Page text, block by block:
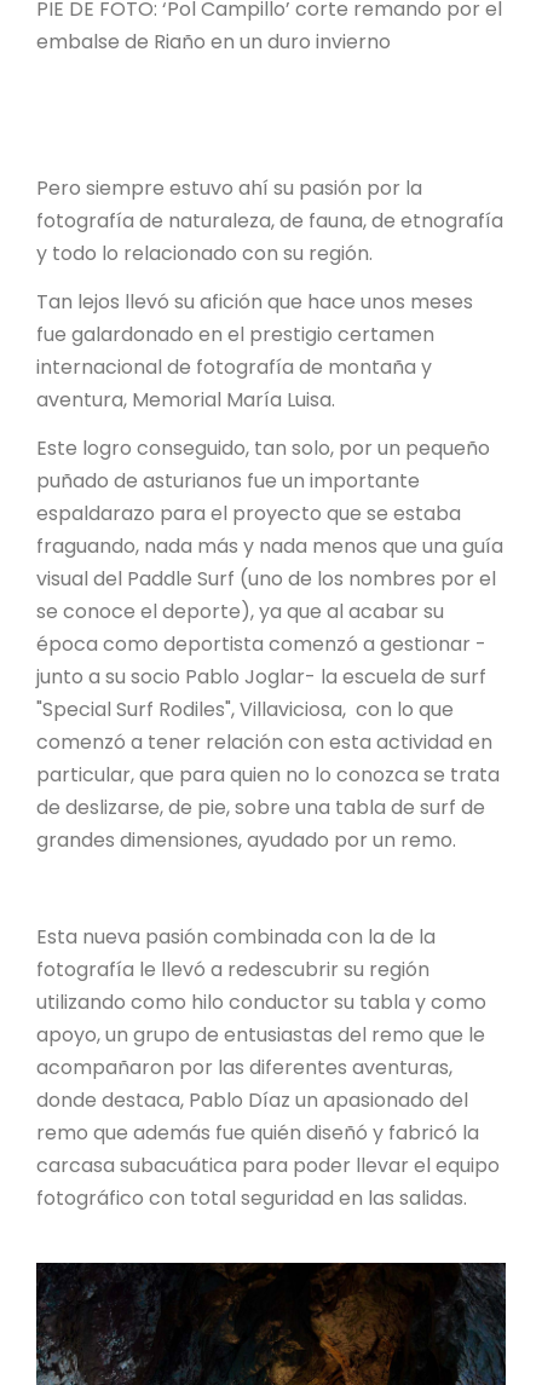
PIE DE FOTO: ‘Pol Campillo’ corte remando por el
embalse de Riaño en un duro invierno
Pero siempre estuvo ahí su pasión por la
fotografía de naturaleza, de fauna, de etnografía
y todo lo relacionado con su región.
Tan lejos llevó su afición que hace unos meses
fue galardonado en el prestigio certamen
internacional de fotografía de montaña y
aventura, Memorial María Luisa.
Este logro conseguido, tan solo, por un pequeño
puñado de asturianos fue un importante
espaldarazo para el proyecto que se estaba
fraguando, nada más y nada menos que una guía
visual del Paddle Surf (uno de los nombres por el
se conoce el deporte), ya que al acabar su
época como deportista comenzó a gestionar -
junto a su socio Pablo Joglar- la escuela de surf
"Special Surf Rodiles", Villaviciosa, con lo que
comenzó a tener relación con esta actividad en
particular, que para quien no lo conozca se trata
de deslizarse, de pie, sobre una tabla de surf de
grandes dimensiones, ayudado por un remo.
Esta nueva pasión combinada con la de la
fotografía le llevó a redescubrir su región
utilizando como hilo conductor su tabla y como
apoyo, un grupo de entusiastas del remo que le
acompañaron por las diferentes aventuras,
donde destaca, Pablo Díaz un apasionado del
remo que además fue quién diseñó y fabricó la
carcasa subacuática para poder llevar el equipo
fotográfico con total seguridad en las salidas.